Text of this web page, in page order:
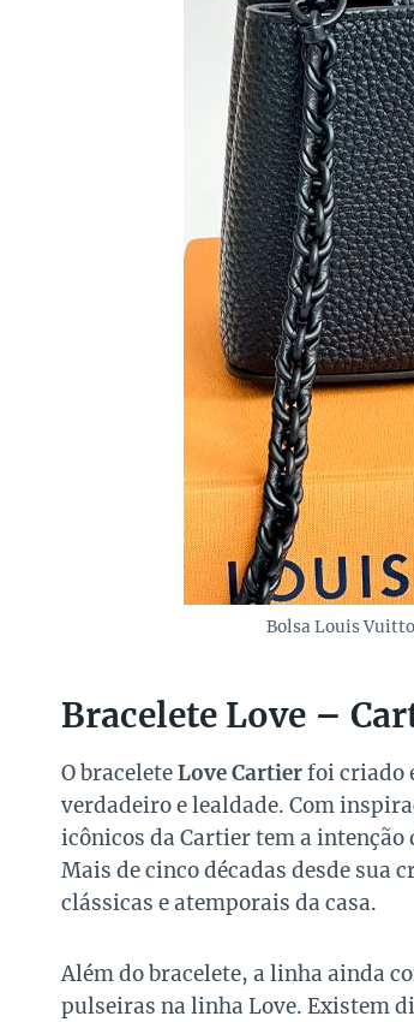
Bolsa Louis
Bracelete Love –
O braceleteLove Cartierfoi criado
verdadeiro e lealdade. Com
icônicos da Cartier tem a
Mais de cinco décadas desde sua
clássicas e atemporais da casa.
Além do bracelete, a linha ainda
pulseiras na linha Love. Existem